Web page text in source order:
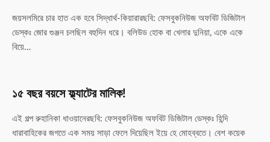
জয়সলমিরে চার হাত এক হবে সিদ্ধার্থ-কিয়ারারছবি: ফেসবুকনিউজ অফবিট ডিজিটাল
ডেস্কঃ জোর গুঞ্জন চলছিল বহুদিন ধরে। বলিউড হোক বা খেলার দুনিয়া, একে একে
বিয়ে…
১৫ বছর বয়সে ফ্ল্যাটের মালিক!
এই গল্প রুহানিকা ধাওয়ানেরছবি: ফেসবুকনিউজ অফবিট ডিজিটাল ডেস্কঃ হিন্দি
ধারাবাহিকের জগতে এক সময় সাড়া ফেলে দিয়েছিল ইয়ে হে মোহব্বতে। বেশ কয়েক